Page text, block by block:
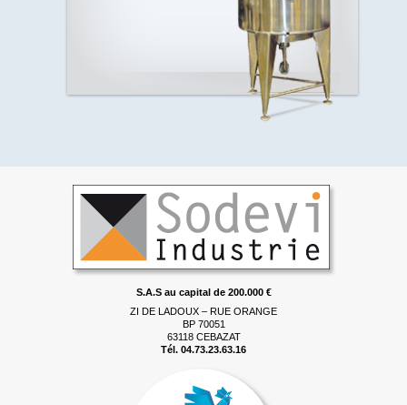
S.A.S au capital de 200.000 €
ZI DE LADOUX – RUE ORANGE
BP 70051
63118 CEBAZAT
Tél. 04.73.23.63.16